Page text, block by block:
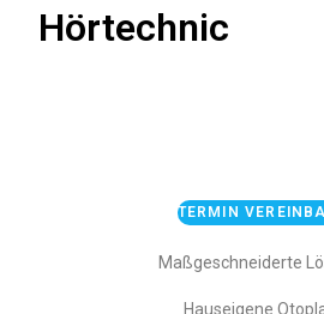
Hörtechnic
TERMIN
Maßgeschneiderte
Hauseigene